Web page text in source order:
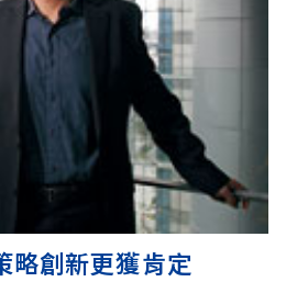
略創新更獲肯定